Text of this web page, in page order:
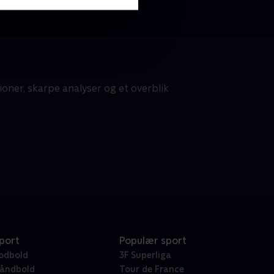
skarpe analyser og et overblik
Populær sport
3F Superliga
Tour de France